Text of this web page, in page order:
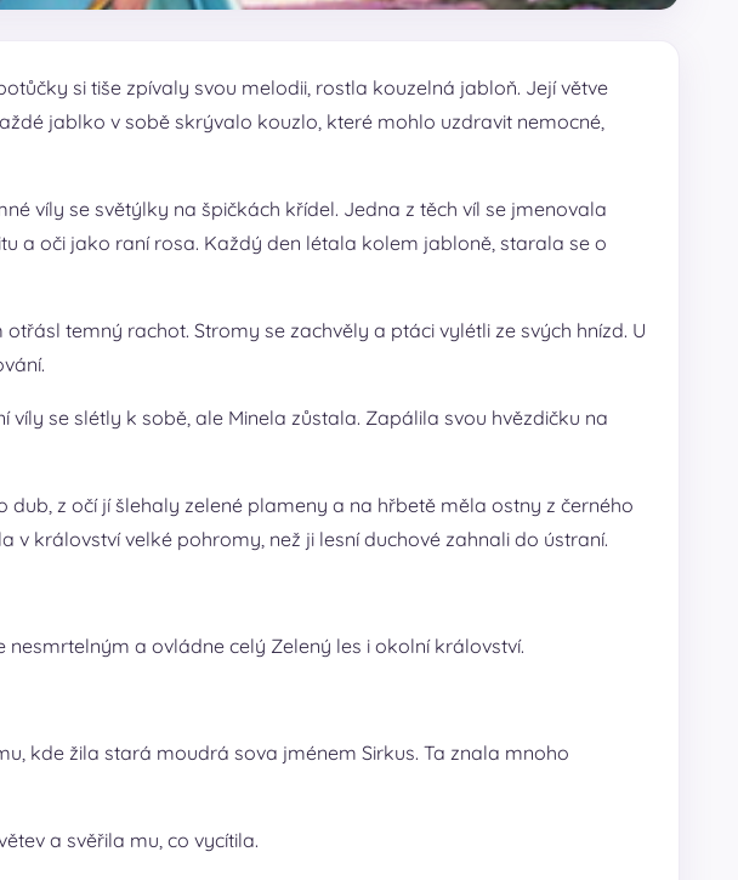
si tiše zpívaly svou melodii, rostla kouzelná jabloň. Její větve
jablko v sobě skrývalo kouzlo, které mohlo uzdravit nemocné,
víly se světýlky na špičkách křídel. Jedna z těch víl se jmenovala
a oči jako raní rosa. Každý den létala kolem jabloně, starala se o
temný rachot. Stromy se zachvěly a ptáci vylétli ze svých hnízd. U
víly se slétly k sobě, ale Minela zůstala. Zapálila svou hvězdičku na
z očí jí šlehaly zelené plameny a na hřbetě měla ostny z černého
království velké pohromy, než ji lesní duchové zahnali do ústraní.
nesmrtelným a ovládne celý Zelený les i okolní království.
kde žila stará moudrá sova jménem Sirkus. Ta znala mnoho
a svěřila mu, co vycítila.